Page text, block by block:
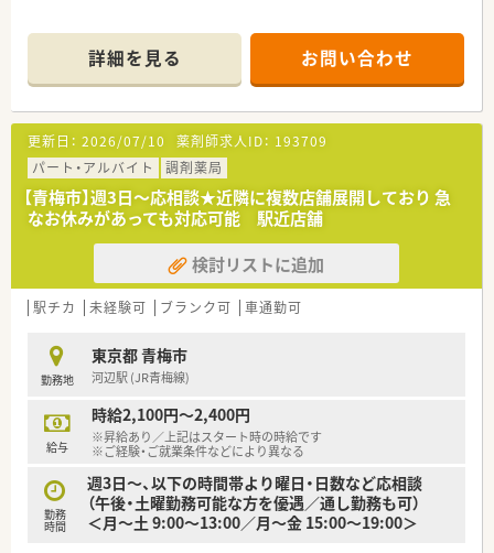
詳細を見る お問い合わせ
更新日： 2026/07/10 薬剤師求人ID： 193709
パート・アルバイト
調剤薬局
【青梅市】週3日～応相談★近隣に複数店舗展開しており 急
なお休みがあっても対応可能 駅近店舗
検討リストに追加
駅チカ 未経験可 ブランク可 車通勤可
勤務地
東京都 青梅市
河辺駅 (JR青梅線)
給与
時給2,100円～2,400円
※昇給あり／上記はスタート時の時給です
※ご経験・ご就業条件などにより異なる
勤務
時間
週3日～、以下の時間帯より曜日・日数など応相談
（午後・土曜勤務可能な方を優遇／通し勤務も可）
＜月～土 9:00～13:00／月～金 15:00～19:00＞